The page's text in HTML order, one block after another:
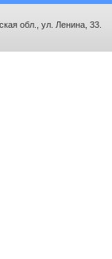
обл., ул. Ленина, 33.